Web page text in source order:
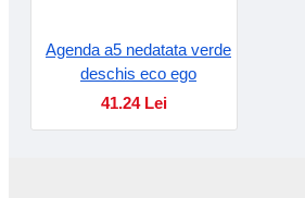
Agenda a5 nedatata verde
deschis eco ego
41.24 Lei